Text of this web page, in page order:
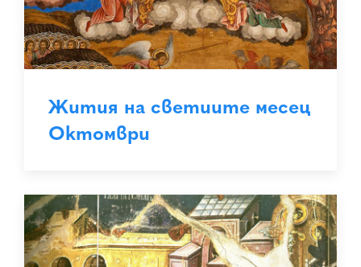
Жития на светиите месец
Октомври